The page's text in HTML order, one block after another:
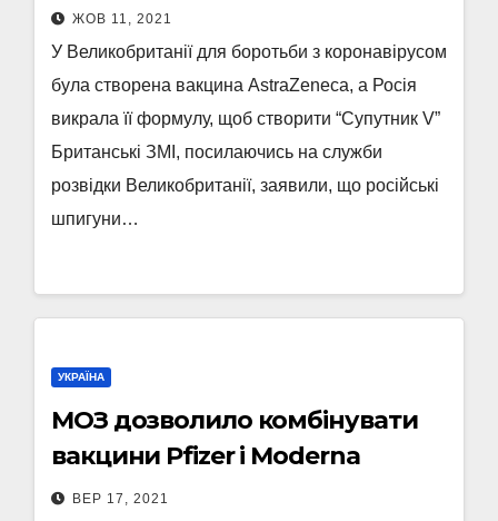
ЖОВ 11, 2021
У Великобританії для боротьби з коронавірусом
була створена вакцина AstraZeneca, а Росія
викрала її формулу, щоб створити “Супутник V”
Британські ЗМІ, посилаючись на служби
розвідки Великобританії, заявили, що російські
шпигуни…
УКРАЇНА
МОЗ дозволило комбінувати
вакцини Pfizer i Moderna
ВЕР 17, 2021